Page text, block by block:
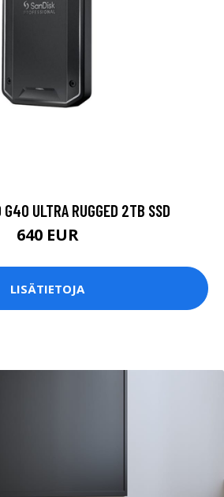
G40 ULTRA RUGGED 2TB SSD
640 EUR
LISÄTIETOJA